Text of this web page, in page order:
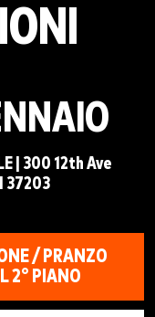
| 300 12th Ave
37203
/ PRANZO
2° PIANO